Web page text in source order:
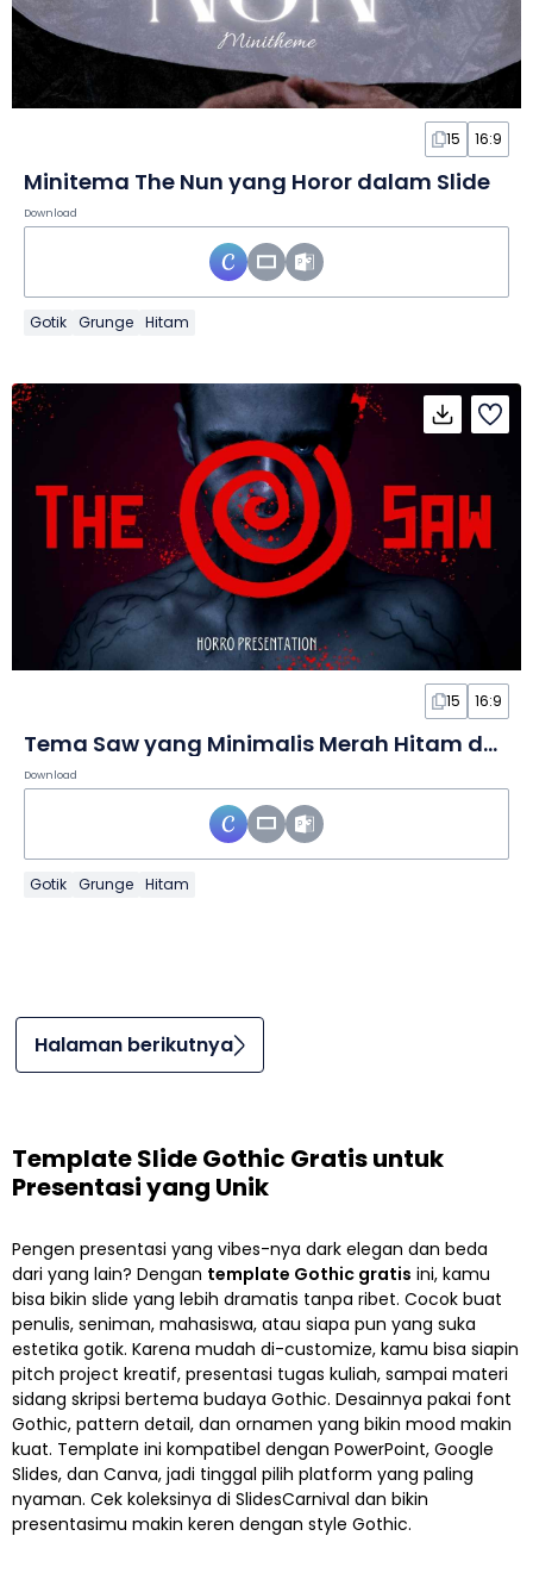
15 16:9
Minitema The Nun yang Horor dalam Slide
Download
Gotik Grunge Hitam
15 16:9
Tema Saw yang Minimalis Merah Hitam dalam Slide
Download
Gotik Grunge Hitam
Halaman berikutnya
Template Slide Gothic Gratis untuk
Presentasi yang Unik
Pengen presentasi yang vibes-nya dark elegan dan beda
dari yang lain? Dengan template Gothic gratis ini, kamu
bisa bikin slide yang lebih dramatis tanpa ribet. Cocok buat
penulis, seniman, mahasiswa, atau siapa pun yang suka
estetika gotik. Karena mudah di-customize, kamu bisa siapin
pitch project kreatif, presentasi tugas kuliah, sampai materi
sidang skripsi bertema budaya Gothic. Desainnya pakai font
Gothic, pattern detail, dan ornamen yang bikin mood makin
kuat. Template ini kompatibel dengan PowerPoint, Google
Slides, dan Canva, jadi tinggal pilih platform yang paling
nyaman. Cek koleksinya di SlidesCarnival dan bikin
presentasimu makin keren dengan style Gothic.